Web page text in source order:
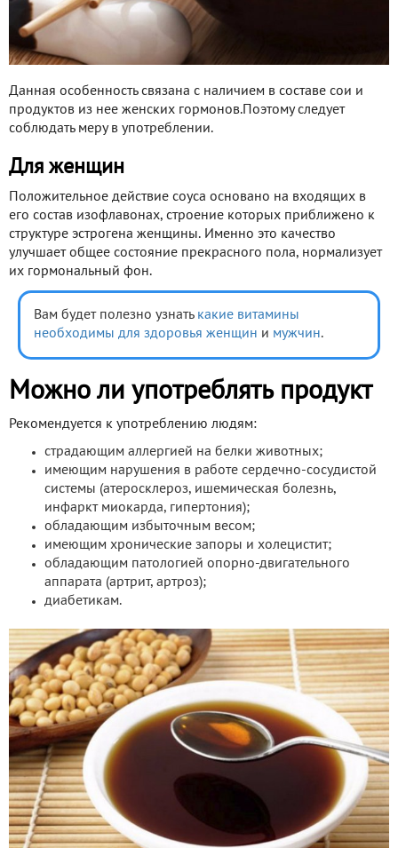
Данная особенность связана с наличием в составе сои и
продуктов из нее женских гормонов.Поэтому следует
соблюдать меру в употреблении.
Для женщин
Положительное действие соуса основано на входящих в
его состав изофлавонах, строение которых приближено к
структуре эстрогена женщины. Именно это качество
улучшает общее состояние прекрасного пола, нормализует
их гормональный фон.
Вам будет полезно узнать какие витамины
необходимы для здоровья женщин и мужчин.
Можно ли употреблять продукт
Рекомендуется к употреблению людям:
страдающим аллергией на белки животных;
имеющим нарушения в работе сердечно-сосудистой
системы (атеросклероз, ишемическая болезнь,
инфаркт миокарда, гипертония);
обладающим избыточным весом;
имеющим хронические запоры и холецистит;
обладающим патологией опорно-двигательного
аппарата (артрит, артроз);
диабетикам.